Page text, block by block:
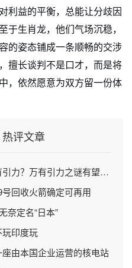
利益的平衡，总能让分歧因
于生肖龙，他们气场沉稳，
的姿态铺成一条顺畅的交涉
擅长谈判不是口才，而是将
，依然愿意为双方留一份体
热评文章
万有引力之谜有望被破解？
回收火箭确定可再用
奈定名“日本”
印度玩
由本国企业运营的核电站